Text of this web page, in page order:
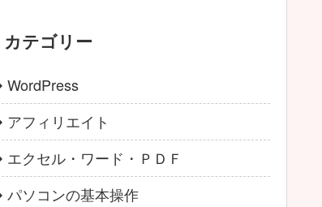
カテゴリー
WordPress
アフィリエイト
エクセル・ワード・ＰＤＦ
パソコンの基本操作